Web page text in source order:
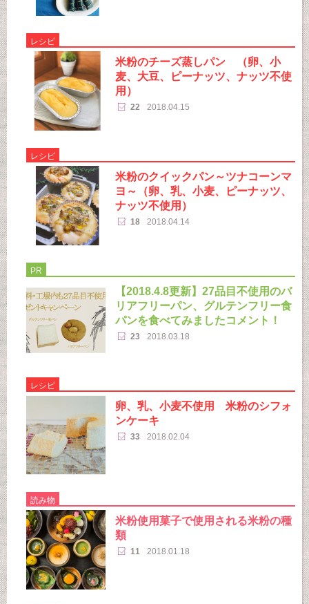
レシピ
米粉のチーズ蒸しパン （卵、小
麦、大豆、ピーナッツ、ナッツ不使
用）
22 2018.04.15
レシピ
米粉のクイックパン～ツナコーンマ
ヨ～（卵、乳、小麦、ピーナッツ、
ナッツ不使用）
18 2018.04.14
PR
【2018.4.8更新】27品目不使用のバ
リアフリーパン、グルテンフリー食
パンを食べてみましたコメント！
23 2018.03.18
レシピ
卵、乳、小麦不使用 米粉のシフォ
ンケーキ
33 2018.02.04
読み物
米粉使用菓子で使用される米粉の種
類
11 2018.01.18